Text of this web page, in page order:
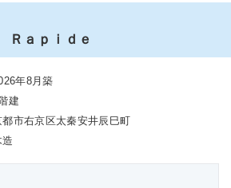
ａｐｉｄｅ
年8月築
建
都市右京区太秦安井辰巳町
造